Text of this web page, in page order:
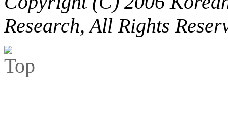
Research, All Rights